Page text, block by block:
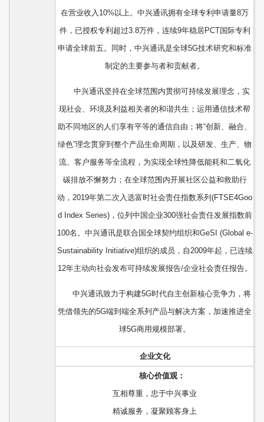
在营业收入10%以上。中兴通讯拥有全球专利申请量8万
件，已授权专利超过3.8万件，连续9年稳居PCT国际专利
申请全球前五。同时，中兴通讯是全球5G技术研究和标准
制定的主要参与者和贡献者。
中兴通讯坚持在全球范围内贯彻可持续发展理念，实
现社会、环境及利益相关者的和谐共生；运用通信技术帮
助不同地区的人们享有平等的通信自由；将“创新、融合、
绿色”理念贯穿到整个产品生命周期，以及研发、生产、物
流、客户服务等全流程，为实现全球性降低能耗和二氧化
碳排放不懈努力；在全球范围内开展社区公益和救助行
动，2019年第二次入选富时社会责任指数系列(FTSE4Goo
d Index Series)，位列中国企业300强社会责任发展指数前
100名。中兴通讯是联合国全球契约组织和GeSI (Global e-
Sustainability Initiative)组织的成员，自2009年起，已连续
12年主动向社会发布可持续发展报告/企业社会责任报告。
中兴通讯致力于构建5G时代自主创新核心竞争力，将
凭借领先的5G端到端全系列产品与解决方案，加速推进全
球5G商用规模部署。
企业文化
核心价值观：
互相尊重，忠于中兴事业
精诚服务，凝聚顾客身上